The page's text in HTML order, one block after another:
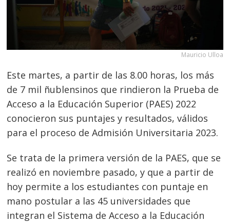
Mauricio Ulloa
Este martes, a partir de las 8.00 horas, los más
de 7 mil ñublensinos que rindieron la Prueba de
Acceso a la Educación Superior (PAES) 2022
conocieron sus puntajes y resultados, válidos
para el proceso de Admisión Universitaria 2023.
Se trata de la primera versión de la PAES, que se
realizó en noviembre pasado, y que a partir de
hoy permite a los estudiantes con puntaje en
mano postular a las 45 universidades que
integran el Sistema de Acceso a la Educación